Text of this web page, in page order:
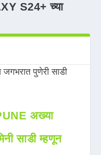
S24+ च्या
अख्या
साडी म्हणून